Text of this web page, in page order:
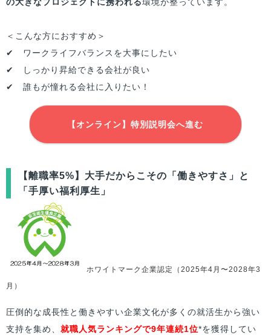
＜こんな方におすすめ＞
✔ ワークライフバランスを大事にしたい
✔ しっかり昇給できる会社が良い
✔ 誰もが憧れる会社に入りたい！
【オンライン】特別説明会へ進む
【離職率5%】大手だからこその「働きやすさ」と
「手厚い福利厚生」
ホワイトマーク企業認定（2025年4月〜2028年3
月）
圧倒的な成長性と働きやすい企業文化が多くの就活生から強い
支持を集め、 就職人気ランキングで9年連続1位*を獲得してい